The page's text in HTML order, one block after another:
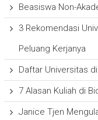
Beasiswa Non-
3 Rekomendasi
Peluang Kerjanya
Daftar Universitas
7 Alasan Kuliah di
Janice Tjen